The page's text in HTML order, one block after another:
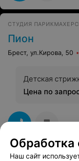
СТУДИЯ
Пион
Брест, ул.Кирова, 50
Детская
Цена по
Обработка
Наш сайт